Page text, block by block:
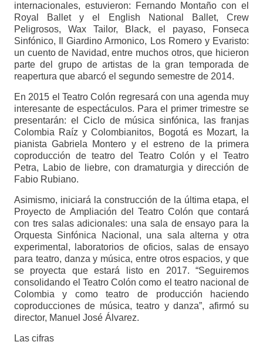
internacionales, estuvieron: Fernando Montaño con el
Royal Ballet y el English National Ballet, Crew
Peligrosos, Wax Tailor, Black, el payaso, Fonseca
Sinfónico, Il Giardino Armonico, Los Romero y Evaristo:
un cuento de Navidad, entre muchos otros, que hicieron
parte del grupo de artistas de la gran temporada de
reapertura que abarcó el segundo semestre de 2014.
En 2015 el Teatro Colón regresará con una agenda muy
interesante de espectáculos. Para el primer trimestre se
presentarán: el Ciclo de música sinfónica, las franjas
Colombia Raíz y Colombianitos, Bogotá es Mozart, la
pianista Gabriela Montero y el estreno de la primera
coproducción de teatro del Teatro Colón y el Teatro
Petra, Labio de liebre, con dramaturgia y dirección de
Fabio Rubiano.
Asimismo, iniciará la construcción de la última etapa, el
Proyecto de Ampliación del Teatro Colón que contará
con tres salas adicionales: una sala de ensayo para la
Orquesta Sinfónica Nacional, una sala alterna y otra
experimental, laboratorios de oficios, salas de ensayo
para teatro, danza y música, entre otros espacios, y que
se proyecta que estará listo en 2017. “Seguiremos
consolidando el Teatro Colón como el teatro nacional de
Colombia y como teatro de producción haciendo
coproducciones de música, teatro y danza”, afirmó su
director, Manuel José Álvarez.
Las cifras